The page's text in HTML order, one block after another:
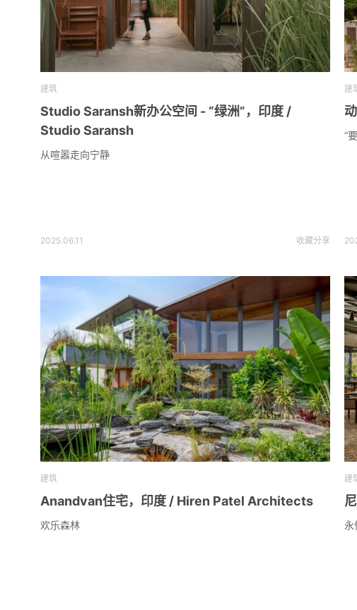
建筑
Studio Saransh新办公空间 - “绿洲”，印度 /
Studio Saransh
从喧嚣走向宁静
2025.06.11 收藏分享
建
“
建筑
Anandvan住宅，印度 / Hiren Patel Architects
欢乐森林
建
永